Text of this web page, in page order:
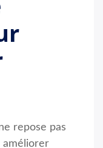
repose pas
améliorer